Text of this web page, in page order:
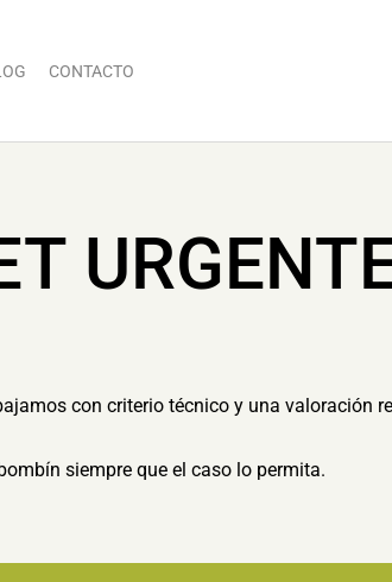
CONTACTO
con criterio técnico y una valoración
siempre que el caso lo permita.